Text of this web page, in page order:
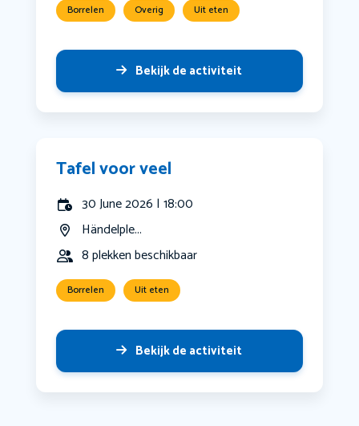
Borrelen Overig Uit eten
Bekijk de activiteit
Tafel voor veel
30 June 2026 | 18:00
Händelple...
8 plekken beschikbaar
Borrelen Uit eten
Bekijk de activiteit